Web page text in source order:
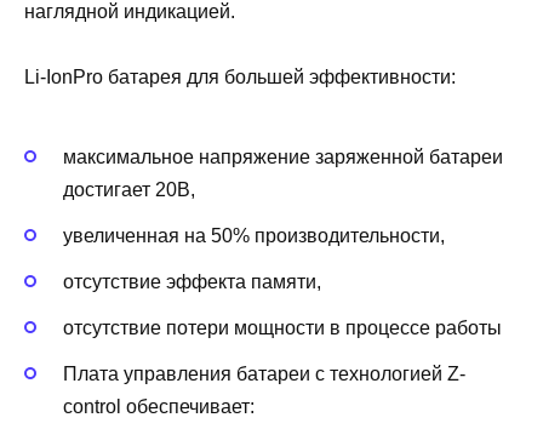
наглядной индикацией.
Li-IonPro батарея для большей эффективности:
максимальное напряжение заряженной батареи
достигает 20В,
увеличенная на 50% производительности,
отсутствие эффекта памяти,
отсутствие потери мощности в процессе работы
Плата управления батареи с технологией Z-
control обеспечивает: